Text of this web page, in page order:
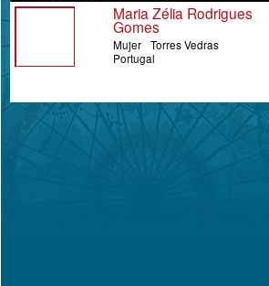
Maria Zélia Rodrigues
Gomes
Mujer
Torres Vedras
Portugal